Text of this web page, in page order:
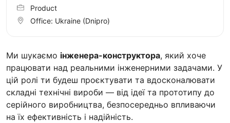
Ми шукаємо інженера-конструктора, який хоче
працювати над реальними інженерними задачами. У
цій ролі ти будеш проєктувати та вдосконалювати
складні технічні вироби — від ідеї та прототипу до
серійного виробництва, безпосередньо впливаючи
на їх ефективність і надійність.
Product
Office: Ukraine (Dnipro)